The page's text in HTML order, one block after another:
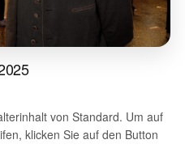
von Standard. Um auf
klicken Sie auf den Button